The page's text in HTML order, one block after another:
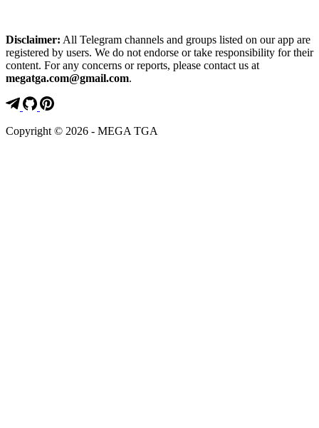
Disclaimer: All Telegram channels and groups listed on our app are
registered by users. We do not endorse or take responsibility for their
content. For any concerns or reports, please contact us at
megatga.com@gmail.com.
Copyright © 2026 - MEGA TGA